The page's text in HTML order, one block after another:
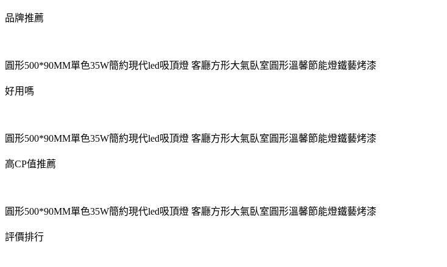
品牌推薦
圓形500*90MM單色35W簡約現代led吸頂燈 客廳方形大氣臥室圓形溫馨節能燈鐵藝烤漆
好用嗎
圓形500*90MM單色35W簡約現代led吸頂燈 客廳方形大氣臥室圓形溫馨節能燈鐵藝烤漆
高CP值推薦
圓形500*90MM單色35W簡約現代led吸頂燈 客廳方形大氣臥室圓形溫馨節能燈鐵藝烤漆
評價排行